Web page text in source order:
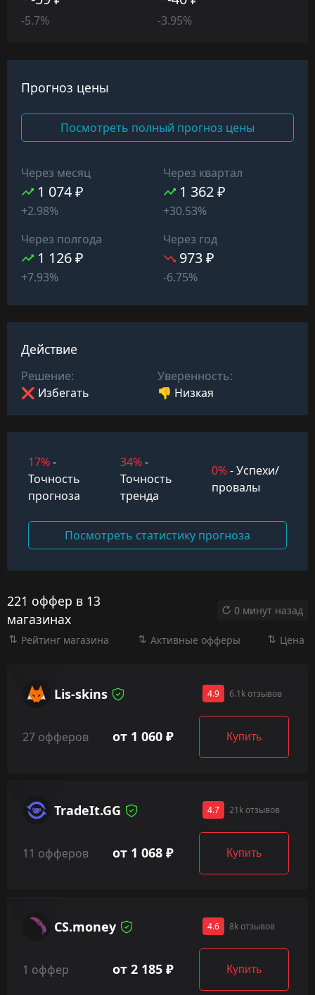
-5.7% -3.95%
Прогноз цены
Посмотреть полный прогноз цены
Через месяц
1 074 ₽
+2.98%
Через квартал
1 362 ₽
+30.53%
Через полгода
1 126 ₽
+7.93%
Через год
973 ₽
-6.75%
Действие
Решение:
❌ Избегать
Уверенность:
👎 Низкая
17%-
Точность
прогноза
34%-
Точность
тренда
0%- Успехи/
провалы
Посмотреть статистику прогноза
221 оффер в 13
магазинах
0 минут назад
Рейтинг магазина Активные офферы Цена
Lis-skins 4.9 6.1k отзывов
27 офферов от 1 060 ₽ Купить
TradeIt.GG 4.7 21k отзывов
11 офферов от 1 068 ₽ Купить
CS.money 4.6 8k отзывов
1 оффер от 2 185 ₽ Купить